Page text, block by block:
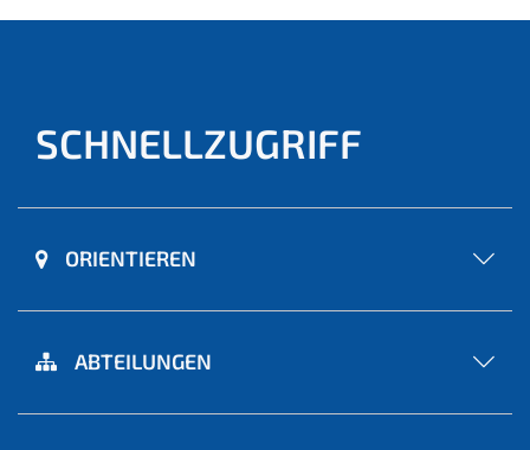
SCHNELLZUGRIFF
ORIENTIEREN
ABTEILUNGEN